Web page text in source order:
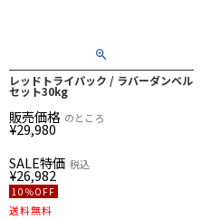
レッドトライパック / ラバーダンベル
セット30kg
販売価格
¥29,980
のところ
SALE特価
¥26,982
税込
10％OFF
送料無料